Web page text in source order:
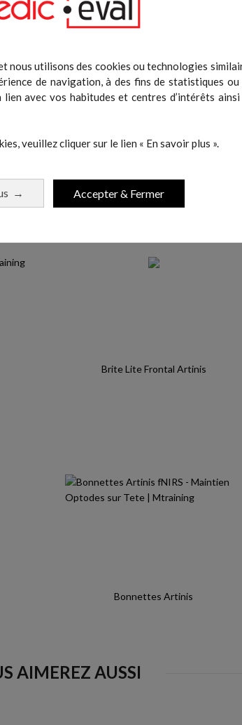
nous utilisons des cookies ou technologies
de navigation, à des fins de statistiques ou
avec vos habitudes et centres d’intérêts ainsi
veuillez cliquer sur le lien « En savoir plus ».
→ Accepter & Fermer
:
Brite Lite Frontal Artinis
Bonnettes Artinis
AIMEREZ AUSSI